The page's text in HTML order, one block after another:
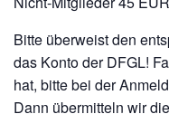
Bitte überweist den
das Konto der DFGL!
hat, bitte bei der
Dann übermitteln wir